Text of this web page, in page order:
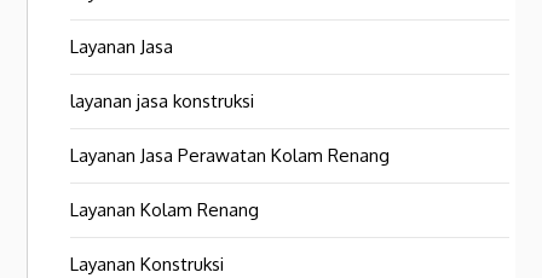
Layanan Jasa
layanan jasa konstruksi
Layanan Jasa Perawatan Kolam Renang
Layanan Kolam Renang
Layanan Konstruksi